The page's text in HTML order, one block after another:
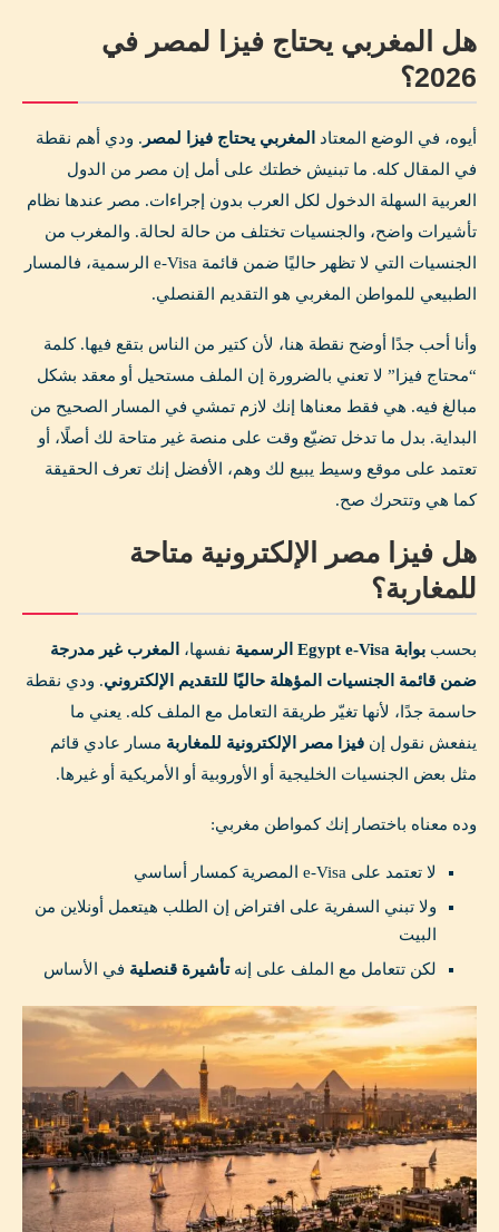
هل المغربي يحتاج فيزا لمصر في
2026؟
أيوه، في الوضع المعتاد المغربي يحتاج فيزا لمصر . ودي أهم نقطة
في المقال كله. ما تبنيش خطتك على أمل إن مصر من الدول
العربية السهلة الدخول لكل العرب بدون إجراءات. مصر عندها نظام
تأشيرات واضح، والجنسيات تختلف من حالة لحالة. والمغرب من
الجنسيات التي لا تظهر حاليًا ضمن قائمة e-Visa الرسمية، فالمسار
الطبيعي للمواطن المغربي هو التقديم القنصلي.
وأنا أحب جدًا أوضح نقطة هنا، لأن كتير من الناس بتقع فيها. كلمة
“محتاج فيزا” لا تعني بالضرورة إن الملف مستحيل أو معقد بشكل
مبالغ فيه. هي فقط معناها إنك لازم تمشي في المسار الصحيح من
البداية. بدل ما تدخل تضيّع وقت على منصة غير متاحة لك أصلًا، أو
تعتمد على موقع وسيط يبيع لك وهم، الأفضل إنك تعرف الحقيقة
كما هي وتتحرك صح.
هل فيزا مصر الإلكترونية متاحة
للمغاربة؟
بحسب بوابة Egypt e-Visa الرسمية نفسها،
المغرب غير مدرجة
ضمن قائمة الجنسيات المؤهلة حاليًا للتقديم الإلكتروني. ودي نقطة
حاسمة جدًا، لأنها تغيّر طريقة التعامل مع الملف كله. يعني ما
ينفعش نقول إن فيزا مصر الإلكترونية للمغاربة مسار عادي قائم
مثل بعض الجنسيات الخليجية أو الأوروبية أو الأمريكية أو غيرها.
وده معناه باختصار إنك كمواطن مغربي:
لا تعتمد على e-Visa المصرية كمسار أساسي
ولا تبني السفرية على افتراض إن الطلب هيتعمل أونلاين من
البيت
لكن تتعامل مع الملف على إنهتأشيرة قنصلية في الأساس